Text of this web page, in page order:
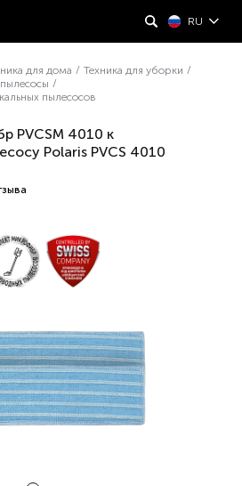
RU
для дома / Техника для уборки /
/
пылесосов
PVCSM 4010 к
Polaris PVCS 4010